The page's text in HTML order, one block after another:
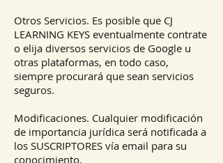
Otros Servicios. Es posible que CJ
LEARNING KEYS eventualmente contrate
o elija diversos servicios de Google u
otras plataformas, en todo caso,
siempre procurará que sean servicios
seguros.
Modificaciones. Cualquier modificación
de importancia jurídica será notificada a
los SUSCRIPTORES vía email para su
conocimiento.